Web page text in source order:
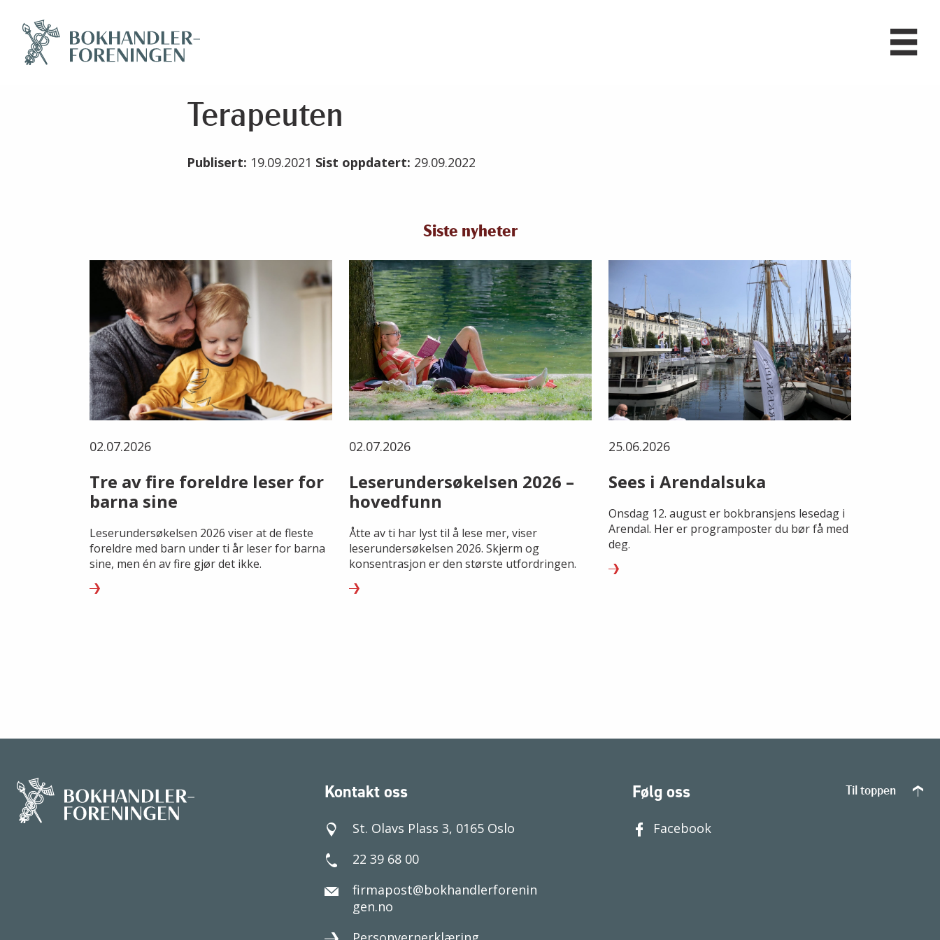
Terapeuten
Publisert: 19.09.2021 Sist oppdatert: 29.09.2022
Siste nyheter
02.07.2026
Tre av fire foreldre leser for
barna sine
Leserundersøkelsen 2026 viser at de fleste
foreldre med barn under ti år leser for barna
sine, men én av fire gjør det ikke.
02.07.2026
Leserundersøkelsen 2026 –
hovedfunn
Åtte av ti har lyst til å lese mer, viser
leserundersøkelsen 2026. Skjerm og
konsentrasjon er den største utfordringen.
25.06.2026
Sees i Arendalsuka
Onsdag 12. august er bokbransjens lesedag i
Arendal. Her er programposter du bør få med
deg.
Kontakt oss
St. Olavs Plass 3, 0165 Oslo
22 39 68 00
firmapost@bokhandlerforenin
gen.no
Følg oss
Facebook
Til toppen